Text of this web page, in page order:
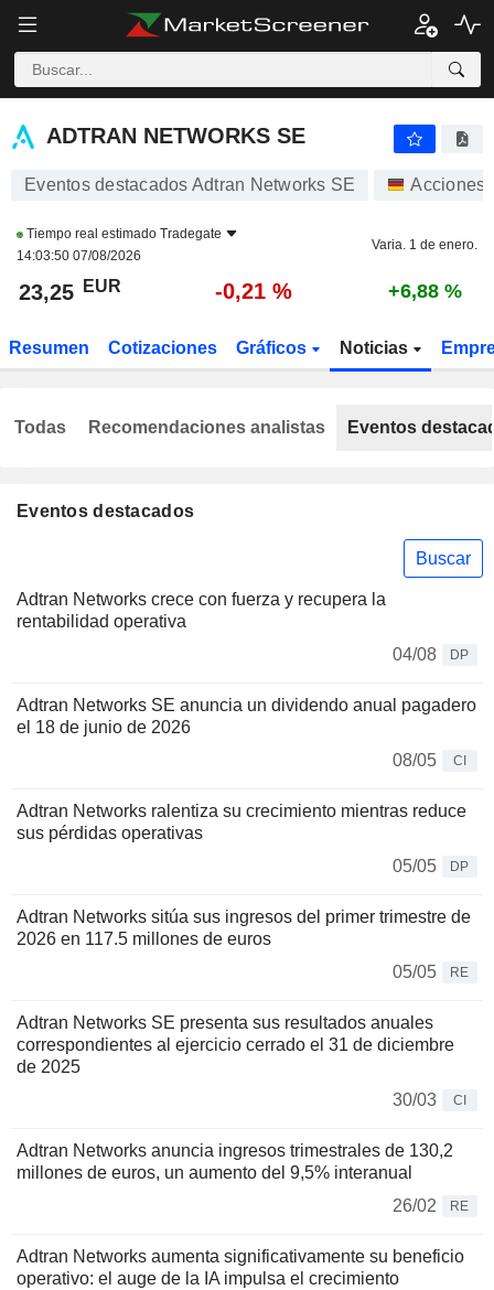
ADTRAN NETWORKS SE
ADTRAN NETWORKS SE
Eventos destacados Adtran Networks SE Acciones
Tiempo real estimado Tradegate
14:03:50 07/08/2026
Varia. 1 de enero.
23,25 EUR -0,21 % +6,88 %
Resumen Cotizaciones Gráficos Noticias
Eventos destacados
Buscar
Adtran Networks crece con fuerza y recupera la
rentabilidad operativa
04/08
DP
Adtran Networks SE anuncia un dividendo anual pagadero
el 18 de junio de 2026
08/05
CI
Adtran Networks ralentiza su crecimiento mientras reduce
sus pérdidas operativas
05/05
DP
Adtran Networks sitúa sus ingresos del primer trimestre de
2026 en 117.5 millones de euros
05/05
RE
Adtran Networks SE presenta sus resultados anuales
correspondientes al ejercicio cerrado el 31 de diciembre
de 2025
30/03
CI
Adtran Networks anuncia ingresos trimestrales de 130,2
millones de euros, un aumento del 9,5% interanual
26/02
RE
Adtran Networks aumenta significativamente su beneficio
operativo: el auge de la IA impulsa el crecimiento
Todas Recomendaciones analistas Eventos